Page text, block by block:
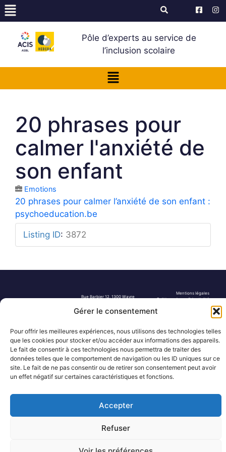
Gérer le consentement
Pour offrir les meilleures expériences, nous utilisons des technologies telles
que les cookies pour stocker et/ou accéder aux informations des appareils.
Le fait de consentir à ces technologies nous permettra de traiter des
données telles que le comportement de navigation ou les ID uniques sur ce
site. Le fait de ne pas consentir ou de retirer son consentement peut avoir
un effet négatif sur certaines caractéristiques et fonctions.
Accepter
Refuser
Pôle d’experts au service de
l’inclusion scolaire
20 phrases pour
calmer l'anxiété de
son enfant
Emotions
20 phrases pour calmer l’anxiété de son enfant :
psychoeducation.be
Listing ID: 3872
Rue Barbier 12, 1300 Wavre
Numéro FASE : 11020
Mentions légales
Politique de confidentialité
© 2026 Pôle Hedera, tous droits